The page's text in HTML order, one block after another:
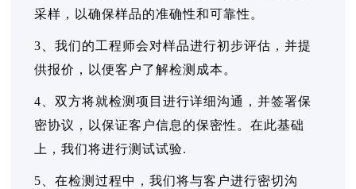
采样，以确保样品的准确性和可靠性。
3、我们的工程师会对样品进行初步评估，并提
供报价，以便客户了解检测成本。
4、双方将就检测项目进行详细沟通，并签署保
密协议，以保证客户信息的保密性。在此基础
上，我们将进行测试试验.
5、在检测过程中，我们将与客户进行密切沟